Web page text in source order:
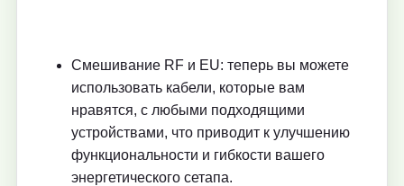
Смешивание RF и EU: теперь вы можете
использовать кабели, которые вам
нравятся, с любыми подходящими
устройствами, что приводит к улучшению
функциональности и гибкости вашего
энергетического сетапа.